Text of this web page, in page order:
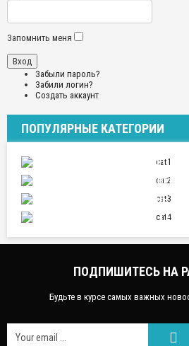
Запомнить меня
Забыли пароль?
Забили логин?
Создать аккаунт
ПОПУЛЯРНЫЕ КАТЕГОРИИ
ПУТЕШЕСТВИЯ
ОТНОШЕНИЯ
СПОРТ
НАУКА И
ПОДПИШИТЕСЬ НА
Будьте в курсе самых важных